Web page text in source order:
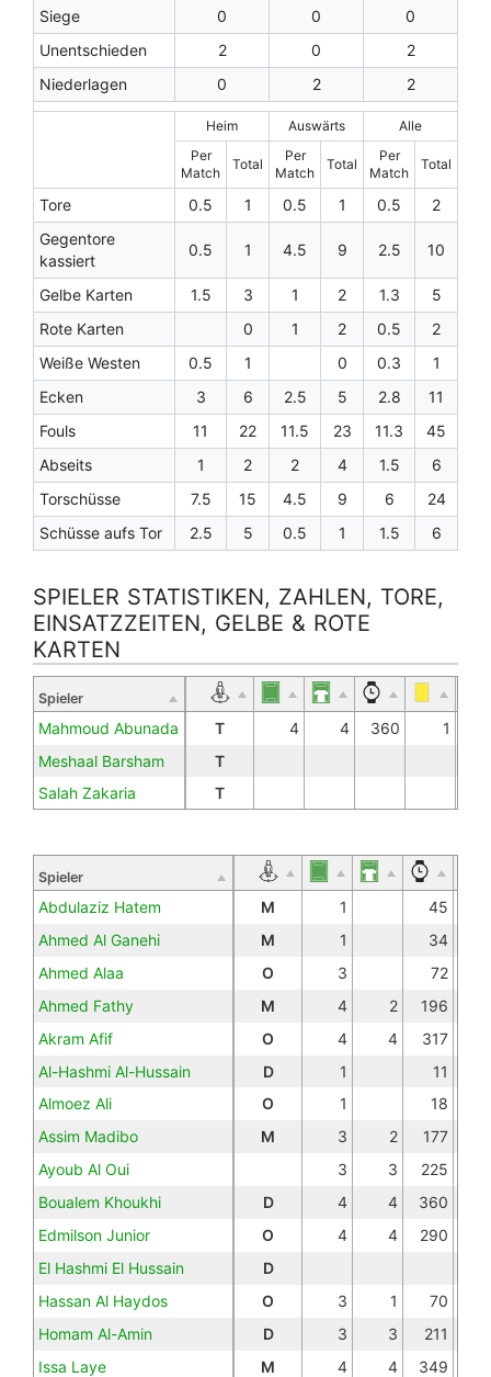
Siege
0 0
0
Unentschieden
2 0
2
Niederlagen
0 2 2
Heim Auswärts
Alle
Per
Match
Total
Per
Match
Total
Per
Match
Total
Tore 0.5 1 0.5 1 0.5
2
Gegentore
kassiert
0.5 1 4.5 9 2.5 10
Gelbe Karten 1.5 3 1 2 1.3
5
Rote Karten
0 1 2 0.5
2
Weiße Westen
0.5 1 0 0.3
1
Ecken
3 6 2.5 5 2.8
11
Fouls
11 22 11.5 23 11.3
45
Abseits
1 2 2 4 1.5
6
Torschüsse
7.5 15 4.5 9 6
24
Schüsse aufs Tor
2.5 5 0.5 1 1.5 6
SPIELER STATISTIKEN, ZAHLEN, TORE,
EINSATZZEITEN, GELBE & ROTE
KARTEN
Spieler
Mahmoud Abunada T 4 4 360
1
Meshaal Barsham
T
Salah Zakaria
T
Spieler
Abdulaziz Hatem M 1
45
Ahmed Al Ganehi
M 1
34
Ahmed Alaa
O 3
72
Ahmed Fathy
M 4 2 196
Akram Afif
O 4 4
317
Al-Hashmi Al-Hussain
D 1
11
Almoez Ali
O 1
18
Assim Madibo
M 3 2
177
Ayoub Al Oui
3 3
225
Boualem Khoukhi
D 4 4
360
Edmilson Junior
O 4 4
290
El Hashmi El Hussain
D
Hassan Al Haydos
O 3 1
70
Homam Al-Amin
D 3 3
211
Issa Laye
M 4 4 349